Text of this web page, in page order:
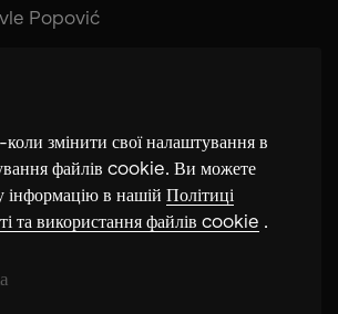
змінити свої налаштування в
файлів cookie. Ви можете
інформацію в нашій Політиці
та використання файлів cookie .
Popović
Buljančević